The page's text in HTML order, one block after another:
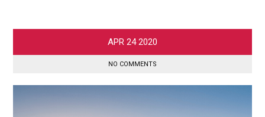
APR 24 2020
NO COMMENTS